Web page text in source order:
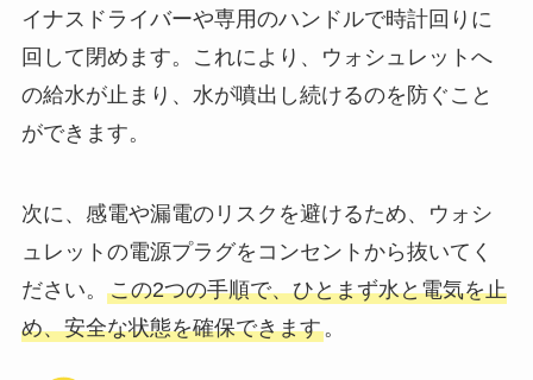
イナスドライバーや専用のハンドルで時計回りに
回して閉めます。これにより、ウォシュレットへ
の給水が止まり、水が噴出し続けるのを防ぐこと
ができます。
次に、感電や漏電のリスクを避けるため、ウォシ
ュレットの電源プラグをコンセントから抜いてく
ださい。 この2つの手順で、ひとまず水と電気を止
め、安全な状態を確保できます。